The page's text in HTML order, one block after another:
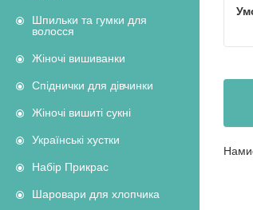
Шпильки та гумки для
волосся
Жіночі вишиванки
Спіднички для дівчинки
Жіночі вишиті сукні
Українські хустки
Набір Прикрас
Шаровари для хлопчика